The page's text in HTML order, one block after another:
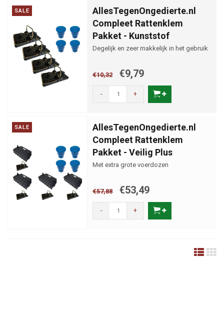
producten willen kiezen, kunt u altijd een kijkje nemen in onze
hoofdcategorie van
ratten bestrijden
SALE
AllesTegenOngedierte.nl
Compleet Rattenklem
Pakket - Kunststof
Degelijk en zeer makkelijk in het gebruik
€10,32 €9,79
- +
SALE
AllesTegenOngedierte.nl
Compleet Rattenklem
Pakket - Veilig Plus
Met extra grote voerdozen
€57,88 €53,49
- +